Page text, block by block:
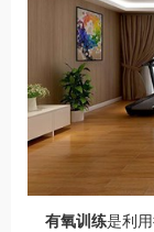
有氧训练是利